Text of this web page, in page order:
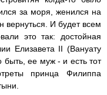
за моря, женился на
И будет всем
это так: достойная
Елизавета II (Вануату
быть, ее муж - и есть тот
принца Филиппа